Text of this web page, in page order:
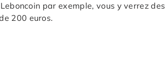
par exemple, vous y verrez des
200 euros.